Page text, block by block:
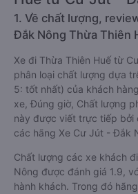
1. Về chất lượng,
Đắk Nông Thừa Thiên
Xe đi Thừa Thiên Huế từ
phân loại chất lượng dựa
5: tốt nhất) của khách
xe, Đúng giờ, Chất lượng
này được viết trực tiếp bởi
các hãng Xe Cư Jút - Đắk
Chất lượng các xe khách
Nông được đánh giá 1.9,
hành khách. Trong đó